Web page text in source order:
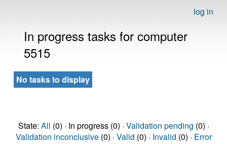
log in
In progress tasks for computer
5515
No tasks to display
State: All (0) · In progress (0) · Validation pending (0) ·
Validation inconclusive(0) · Valid (0) · Invalid (0) · Error